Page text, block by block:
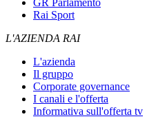
GR Parlamento
Rai Sport
L'AZIENDA RAI
L'azienda
Il gruppo
Corporate governance
I canali e l'offerta
Informativa sull'offerta tv